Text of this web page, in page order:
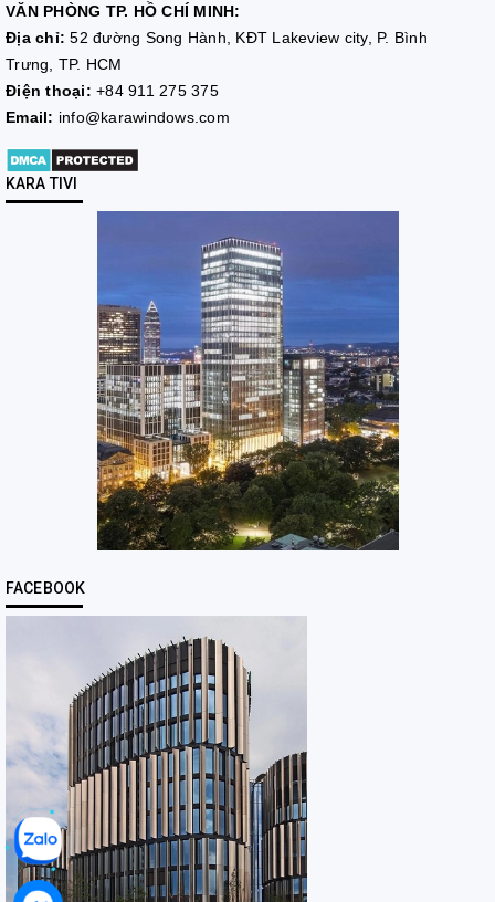
VĂN PHÒNG TP. HỒ CHÍ MINH:
Địa chỉ:52 đường Song Hành, KĐT Lakeview city, P. Bình
Trưng, TP. HCM
Điện thoại: +84 911 275 375
Email: info@karawindows.com
KARA TIVI
FACEBOOK